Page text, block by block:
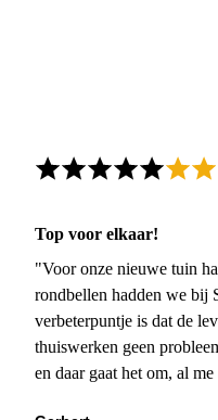
Top voor elkaar!
"Voor onze nieuwe tuin
rondbellen hadden we bij
verbeterpuntje is dat de
thuiswerken geen
en daar gaat het om, al